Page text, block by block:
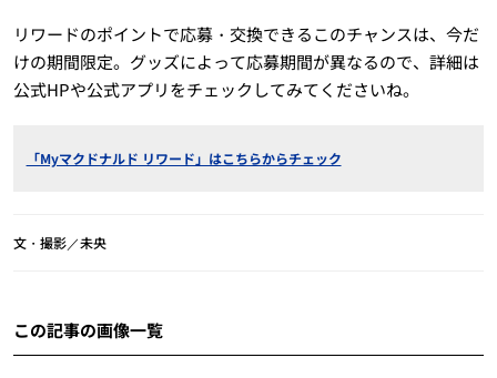
リワードのポイントで応募・交換できるこのチャンスは、今だ
けの期間限定。グッズによって応募期間が異なるので、詳細は
公式HPや公式アプリをチェックしてみてくださいね。
「Myマクドナルド リワード」はこちらからチェック
文・撮影／未央
この記事の画像一覧